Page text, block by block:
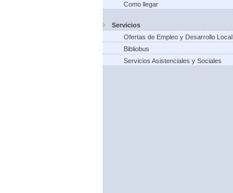
Como llegar
Servicios
Ofertas de Empleo y Desarrollo Local
Bibliobus
Servicios Asistenciales y Sociales